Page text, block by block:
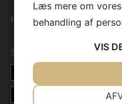
PJ Udlejning
Skriv til os
Læs mere om
behandling af
VIS